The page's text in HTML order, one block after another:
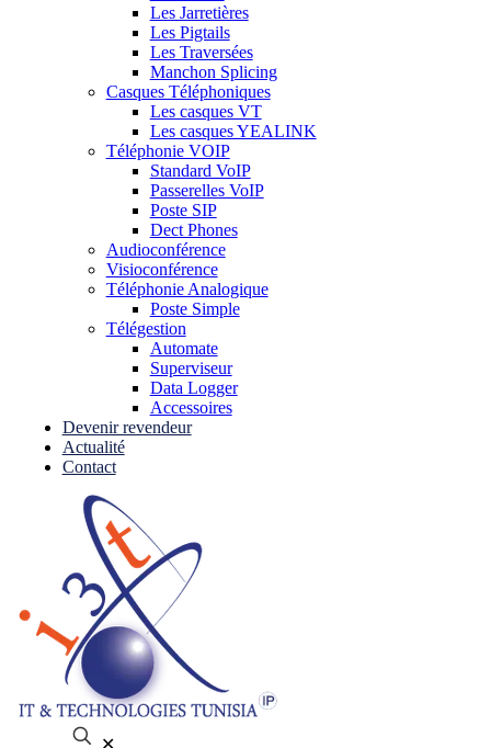
Les Jarretières
Les Pigtails
Les Traversées
Manchon Splicing
Casques Téléphoniques
Les casques VT
Les casques YEALINK
Téléphonie VOIP
Standard VoIP
Passerelles VoIP
Poste SIP
Dect Phones
Audioconférence
Visioconférence
Téléphonie Analogique
Poste Simple
Télégestion
Automate
Superviseur
Data Logger
Accessoires
Devenir revendeur
Actualité
Contact
✕